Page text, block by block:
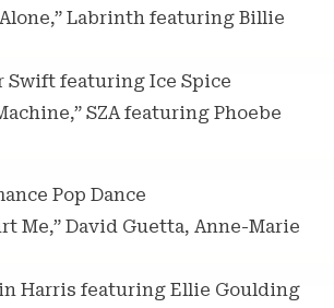
Alone,” Labrinth featuring Billie
Swift featuring Ice Spice
SZA featuring Phoebe
Pop Dance
Me,” David Guetta, Anne-Marie
Harris featuring Ellie Goulding